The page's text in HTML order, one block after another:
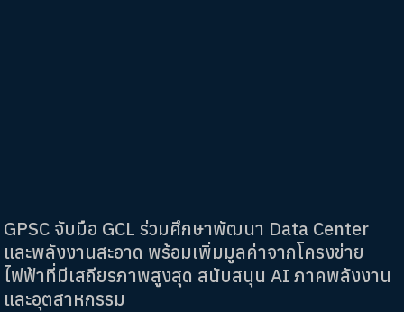
GPSC จับมือ GCL ร่วมศึกษาพัฒนา Data Center
และพลังงานสะอาด พร้อมเพิ่มมูลค่าจากโครงข่าย
ไฟฟ้าที่มีเสถียรภาพสูงสุด สนับสนุน AI ภาคพลังงาน
และอุตสาหกรรม